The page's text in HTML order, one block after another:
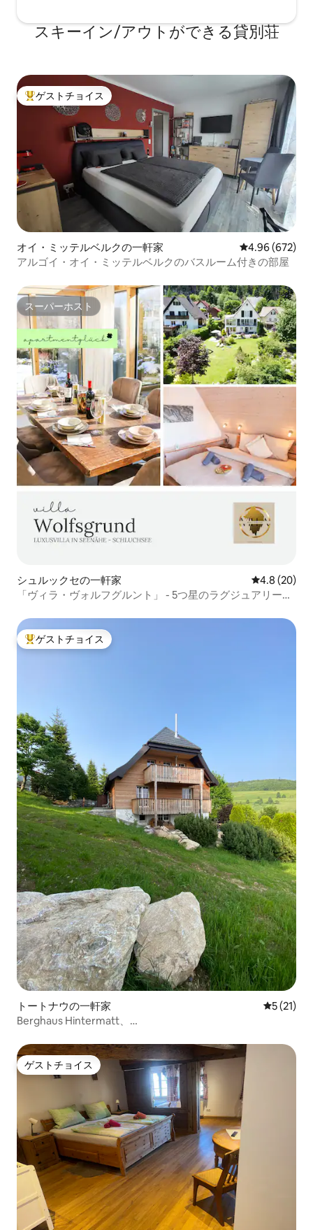
スキーイン/アウトができる貸別荘
大好評のゲストチョイスです。
ゲストチョイス
オイ・ミッテルベルクの一軒家 レビュー672
4.96 (672)
アルゴイ・オイ・ミッテルベルクのバスルーム付きの部屋
スーパーホスト
スーパーホスト
シュルックセの一軒家 レビュー20
4.8 (20)
「ヴィラ・ヴォルフグルント」 - 5つ星のラグジュアリー・
大好評のゲストチョイスです。
ゲストチョイス
トートナウの一軒家 レビュー
5 (21)
Berghaus Hintermatt、
ゲストチョイス
ゲストチョイス